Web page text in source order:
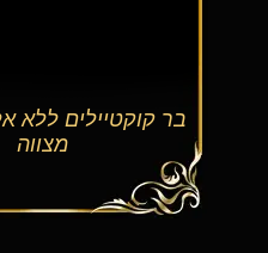
קוקטיילים ללא אלכוהול לבר